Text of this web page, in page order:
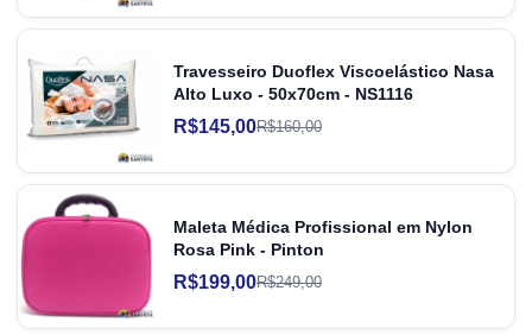
Travesseiro Duoflex Viscoelástico Nasa
Alto Luxo - 50x70cm - NS1116
R$145,00R$160,00
Maleta Médica Profissional em Nylon
Rosa Pink - Pinton
R$199,00R$249,00